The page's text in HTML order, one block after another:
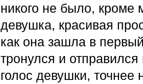
никого не было, кроме
девушка, красивая
как она зашла в
тронулся и
голос девушки, точнее